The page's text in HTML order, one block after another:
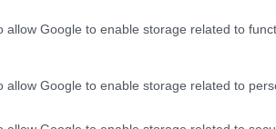
allow Google to enable storage related to
allow Google to enable storage related to
του ΟΠΕΚΕΠΕ επί ΣΥΡΙΖΑ